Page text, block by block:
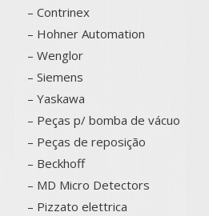
– Contrinex
– Hohner Automation
– Wenglor
– Siemens
– Yaskawa
– Peças p/ bomba de vácuo
– Peças de reposição
– Beckhoff
– MD Micro Detectors
– Pizzato elettrica